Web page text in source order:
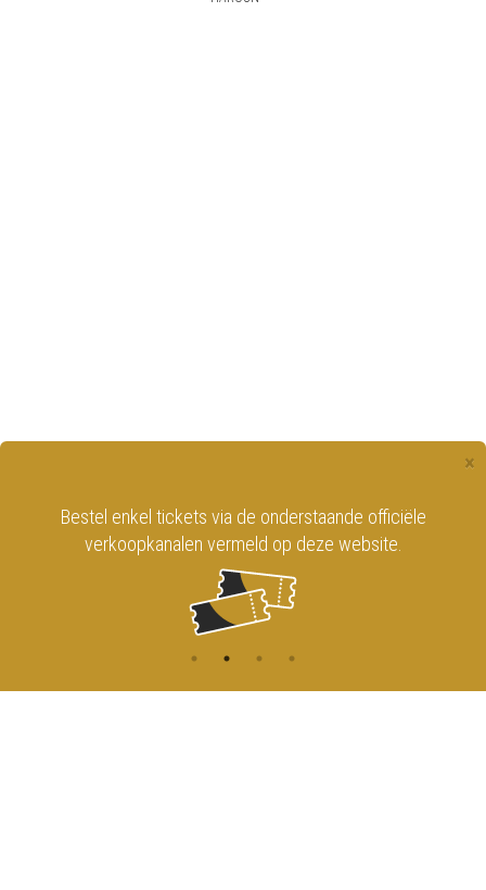
×
Bestel enkel tickets via de onderstaande officiële
verkoopkanalen vermeld op deze website.